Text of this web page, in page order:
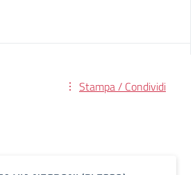
Stampa / Condividi